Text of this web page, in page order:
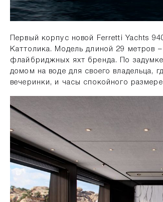
Первый корпус новой Ferretti Yachts
Каттолика. Модель длиной 29 метров
флайбриджных яхт бренда. По
домом на воде для своего владельца,
вечеринки, и часы спокойного